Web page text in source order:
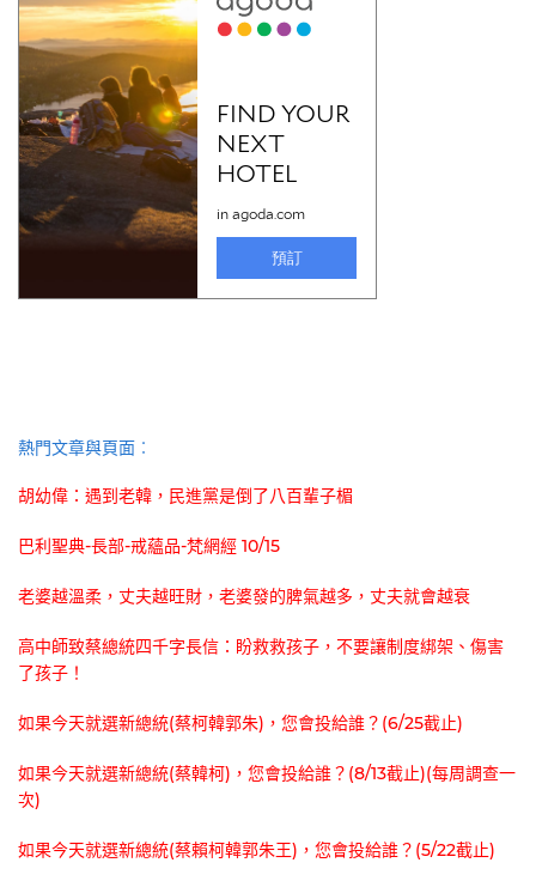
熱門文章與頁面︰
胡幼偉：遇到老韓，民進黨是倒了八百輩子楣
巴利聖典-長部-戒蘊品-梵網經 10/15
老婆越溫柔，丈夫越旺財，老婆發的脾氣越多，丈夫就會越衰
高中師致蔡總統四千字長信：盼救救孩子，不要讓制度綁架、傷害
了孩子！
如果今天就選新總統(蔡柯韓郭朱)，您會投給誰？(6/25截止)
如果今天就選新總統(蔡韓柯)，您會投給誰？(8/13截止)(每周調查一
次)
如果今天就選新總統(蔡賴柯韓郭朱王)，您會投給誰？(5/22截止)